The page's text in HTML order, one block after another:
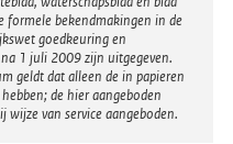
formele bekendmakingen in de
goedkeuring en
1 juli 2009 zijn uitgegeven.
geldt dat alleen de in papieren
de hier aangeboden
wijze van service aangeboden.